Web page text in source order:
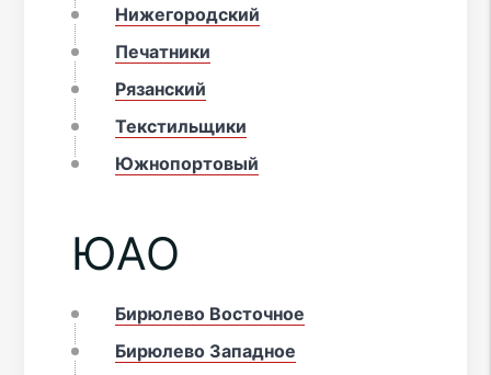
Нижегородский
Печатники
Рязанский
Текстильщики
Южнопортовый
ЮАО
Бирюлево Восточное
Бирюлево Западное